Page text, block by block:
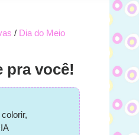
/ Dia do Meio
pra você!